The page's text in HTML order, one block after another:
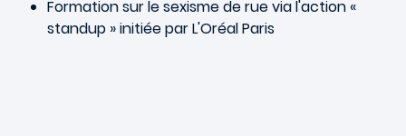
Formation sur le sexisme de rue via l'action «
standup » initiée par L'Oréal Paris